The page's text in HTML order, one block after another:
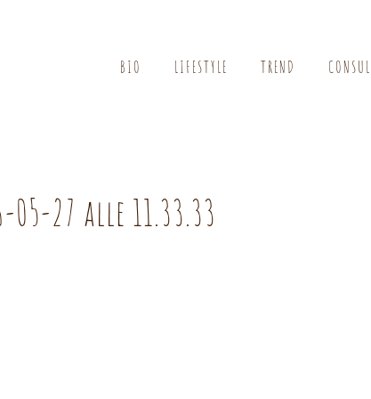
BIO LIFESTYLE TREND
05-27 alle 11.33.33